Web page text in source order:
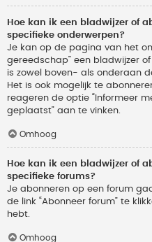
Hoe kan ik een bladwijzer of
specifieke onderwerpen?
Je kan op de pagina van het
gereedschap” een bladwijzer
is zowel boven- als onderaan
Het is ook mogelijk te
reageren de optie “Informeer
geplaatst” aan te vinken.
Omhoog
Hoe kan ik een bladwijzer of
specifieke forums?
Je abonneren op een forum
de link “Abonneer forum” te
hebt.
Omhoog